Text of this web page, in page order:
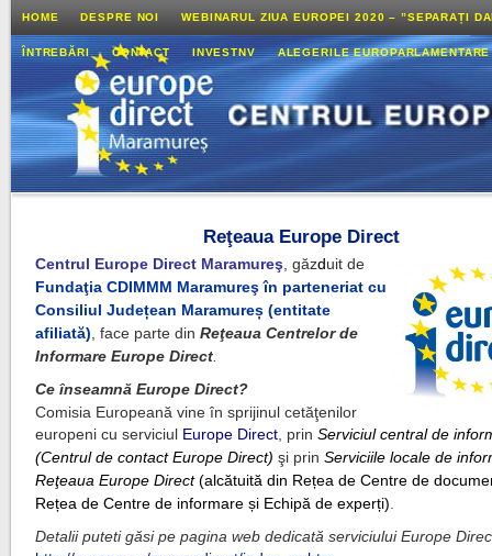
HOME DESPRE NOI WEBINARUL ZIUA EUROPEI 2020 – ”SEPARAȚI
ÎNTREBĂRI CONTACT INVESTNV ALEGERILE
Reţeaua Europe Direct
Centrul Europe Direct Maramureş , găzduit de
Fundaţia CDIMMM Maramureş în parteneriat cu
Consiliul Județean Maramureș (entitate
afiliată) , face parte dinReţeaua Centrelor de
Informare Europe Direct
Ce înseamnă Europe Direct?
Comisia Europeană vine în sprijinul cetăţenilor
europeni cu serviciul Europe Direct , prinServiciul central de
(Centrul de contact Europe Direct) şi prinServiciile locale de
Reţeaua Europe Direct(alcătuită din Rețea de Centre de
Rețea de Centre de informare și Echipă de experți)
Detalii puteti găsi pe pagina web dedicată serviciului Europe